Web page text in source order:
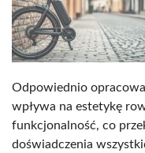
Odpowiednio
wpływa na estetykę
funkcjonalność, co
doświadczenia